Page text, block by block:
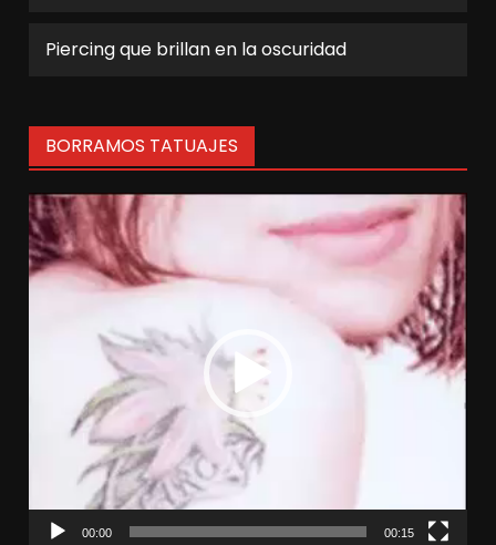
Piercing que brillan en la oscuridad
BORRAMOS TATUAJES
Reproductor
de
vídeo
00:00 00:15